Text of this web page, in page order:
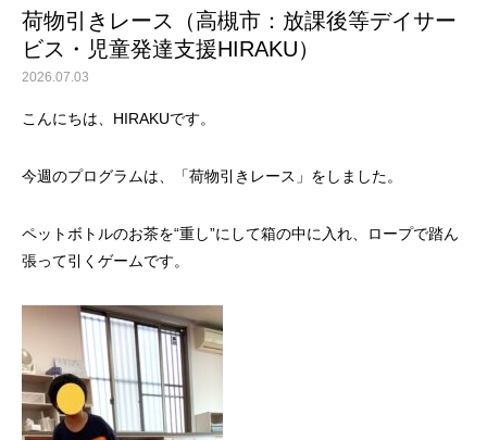
荷物引きレース（高槻市：放課後等デイサー
ビス・児童発達支援HIRAKU）
2026.07.03
こんにちは、HIRAKUです。
今週のプログラムは、「荷物引きレース」をしました。
ペットボトルのお茶を“重し”にして箱の中に入れ、ロープで踏ん
張って引くゲームです。